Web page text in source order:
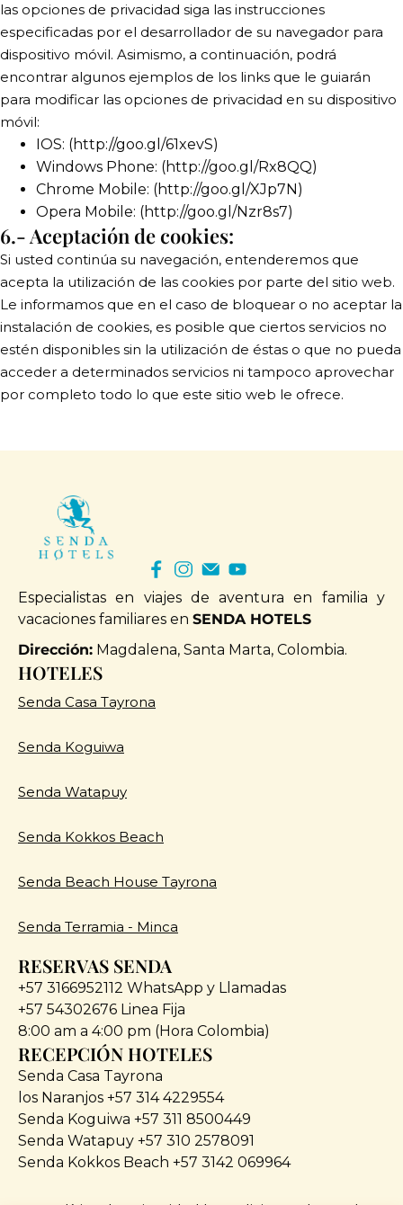
las opciones de privacidad siga las instrucciones
especificadas por el desarrollador de su navegador para
dispositivo móvil. Asimismo, a continuación, podrá
encontrar algunos ejemplos de los links que le guiarán
para modificar las opciones de privacidad en su dispositivo
móvil:
IOS: (http://goo.gl/61xevS)
Windows Phone: (http://goo.gl/Rx8QQ)
Chrome Mobile: (http://goo.gl/XJp7N)
Opera Mobile: (http://goo.gl/Nzr8s7)
6.- Aceptación de cookies:
Si usted continúa su navegación, entenderemos que
acepta la utilización de las cookies por parte del sitio web.
Le informamos que en el caso de bloquear o no aceptar la
instalación de cookies, es posible que ciertos servicios no
estén disponibles sin la utilización de éstas o que no pueda
acceder a determinados servicios ni tampoco aprovechar
por completo todo lo que este sitio web le ofrece.
Especialistas en viajes de aventura en familia y
vacaciones familiares en SENDA HOTELS
Dirección: Magdalena, Santa Marta, Colombia.
HOTELES
Senda Casa Tayrona
Senda Koguiwa
Senda Watapuy
Senda Kokkos Beach
Senda Beach House Tayrona
Senda Terramia - Minca
RESERVAS SENDA
+57 3166952112 WhatsApp y Llamadas
+57 54302676 Linea Fija
8:00 am a 4:00 pm (Hora Colombia)
RECEPCIÓN HOTELES
Senda Casa Tayrona
los Naranjos +57 314 4229554
Senda Koguiwa +57 311 8500449
Senda Watapuy +57 310 2578091
Senda Kokkos Beach +57 3142 069964